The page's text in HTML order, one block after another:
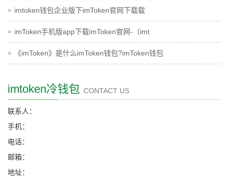
imtoken钱包企业版下imToken官网下载载
imToken手机版app下载imToken官网-（imt
《imToken》是什么imToken钱包?imToken钱包
imtoken冷钱包 CONTACT US
联系人：
手机：
电话：
邮箱：
地址：